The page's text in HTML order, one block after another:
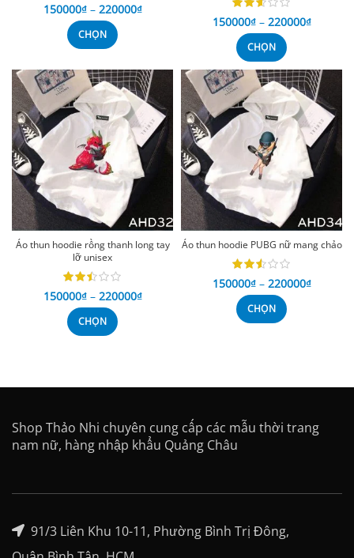
150000₫ – 220000₫
CHỌN
150000₫ – 220000₫
CHỌN
Áo thun hoodie rồng thanh long tay
lỡ unisex
150000₫ – 220000₫
CHỌN
Áo thun hoodie PUBG nữ mang chảo
150000₫ – 220000₫
CHỌN
Shop Thảo Nhi chuyên cung cấp các mẫu thời trang
nam nữ, hàng nhập khẩu Quảng Châu
91/3 Liên Khu 10-11, Phường Bình Trị Đông,